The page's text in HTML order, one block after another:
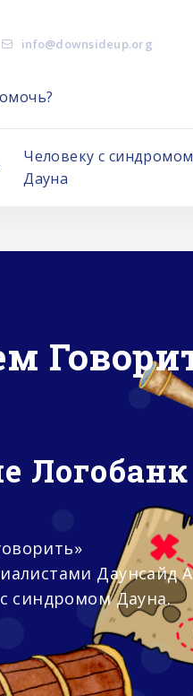
info@downsideup.org
Человеку с синдромом
Дауна
фонда